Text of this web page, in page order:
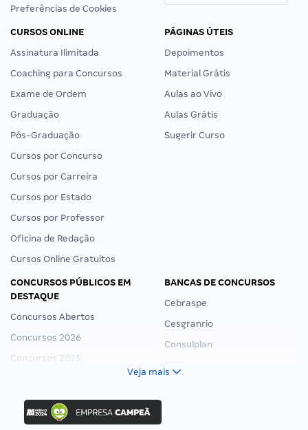
Preferências de Cookies
CURSOS ONLINE
Assinatura Ilimitada
Coaching para Concursos
Exame de Ordem
Graduação
Pós-Graduação
Cursos por Concurso
Cursos por Carreira
Cursos por Estado
Cursos por Professor
Oficina de Redação
Cursos Online Gratuitos
PÁGINAS ÚTEIS
Depoimentos
Material Grátis
Aulas ao Vivo
Aulas Grátis
Sugerir Curso
CONCURSOS PÚBLICOS EM
DESTAQUE
Concursos Abertos
Concursos 2026
Concursos 2025
Concurso Ibama
Concurso MPU
BANCAS DE CONCURSOS
Cebraspe
Cesgranrio
Consulplan
Veja mais